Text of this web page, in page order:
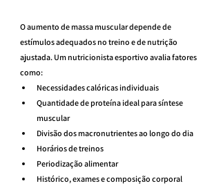
O aumento de massa muscular depende de
estímulos adequados no treino e de nutrição
ajustada. Um nutricionista esportivo avalia fatores
como:
Necessidades calóricas individuais
Quantidade de proteína ideal para síntese
muscular
Divisão dos macronutrientes ao longo do dia
Horários de treinos
Periodização alimentar
Histórico, exames e composição corporal